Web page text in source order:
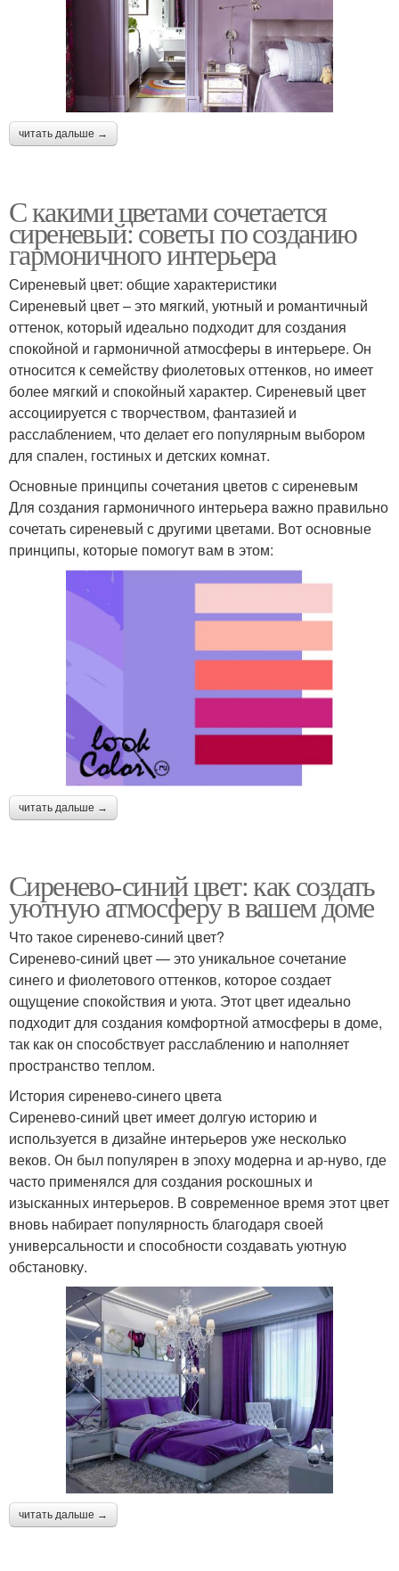
читать дальше →
С какими цветами сочетается
сиреневый: советы по созданию
гармоничного интерьера
Сиреневый цвет: общие характеристики
Сиреневый цвет – это мягкий, уютный и романтичный
оттенок, который идеально подходит для создания
спокойной и гармоничной атмосферы в интерьере. Он
относится к семейству фиолетовых оттенков, но имеет
более мягкий и спокойный характер. Сиреневый цвет
ассоциируется с творчеством, фантазией и
расслаблением, что делает его популярным выбором
для спален, гостиных и детских комнат.
Основные принципы сочетания цветов с сиреневым
Для создания гармоничного интерьера важно правильно
сочетать сиреневый с другими цветами. Вот основные
принципы, которые помогут вам в этом:
читать дальше →
Сиренево-синий цвет: как создать
уютную атмосферу в вашем доме
Что такое сиренево-синий цвет?
Сиренево-синий цвет — это уникальное сочетание
синего и фиолетового оттенков, которое создает
ощущение спокойствия и уюта. Этот цвет идеально
подходит для создания комфортной атмосферы в доме,
так как он способствует расслаблению и наполняет
пространство теплом.
История сиренево-синего цвета
Сиренево-синий цвет имеет долгую историю и
используется в дизайне интерьеров уже несколько
веков. Он был популярен в эпоху модерна и ар-нуво, где
часто применялся для создания роскошных и
изысканных интерьеров. В современное время этот цвет
вновь набирает популярность благодаря своей
универсальности и способности создавать уютную
обстановку.
читать дальше →